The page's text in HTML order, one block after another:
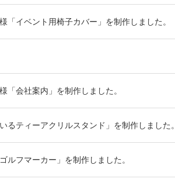
「イベント用椅子カバー」を制作しました。
「会社案内」を制作しました。
るティーアクリルスタンド」を制作しました。
ルフマーカー」を制作しました。